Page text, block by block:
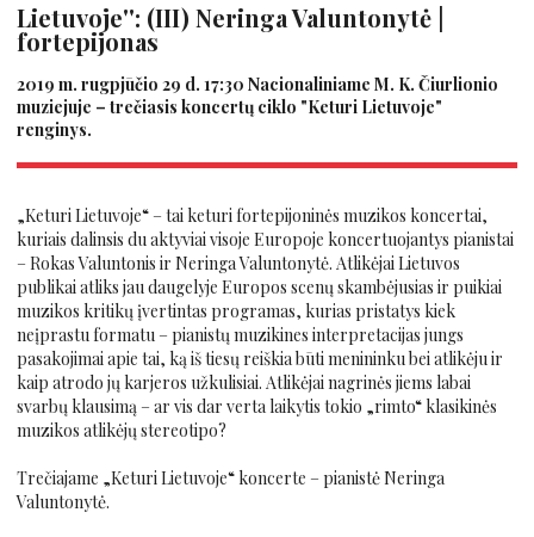
Lietuvoje'': (III) Neringa Valuntonytė |
fortepijonas
2019 m. rugpjūčio 29 d. 17:30 Nacionaliniame M. K. Čiurlionio
muziejuje – trečiasis koncertų ciklo "Keturi Lietuvoje"
renginys.
„Keturi Lietuvoje“ – tai keturi fortepijoninės muzikos koncertai,
kuriais dalinsis du aktyviai visoje Europoje koncertuojantys pianistai
– Rokas Valuntonis ir Neringa Valuntonytė. Atlikėjai Lietuvos
publikai atliks jau daugelyje Europos scenų skambėjusias ir puikiai
muzikos kritikų įvertintas programas, kurias pristatys kiek
neįprastu formatu – pianistų muzikines interpretacijas jungs
pasakojimai apie tai, ką iš tiesų reiškia būti menininku bei atlikėju ir
kaip atrodo jų karjeros užkulisiai. Atlikėjai nagrinės jiems labai
svarbų klausimą – ar vis dar verta laikytis tokio „rimto“ klasikinės
muzikos atlikėjų stereotipo?
Trečiajame „Keturi Lietuvoje“ koncerte – pianistė Neringa
Valuntonytė.